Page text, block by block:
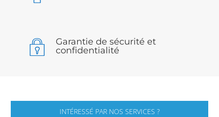
Garantie de sécurité et
confidentialité
INTÉRESSÉ PAR NOS SERVICES ?